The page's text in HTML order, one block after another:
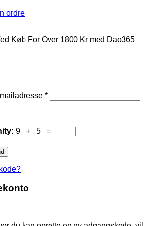
ordre
Køb For Over 1800 Kr med Dao365
*
9 + 5 =